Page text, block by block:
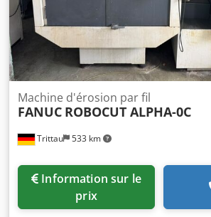
Trittau 533 km
Machine d'érosion par fil
FANUC ROBOCUT ALPHA-0C
prix